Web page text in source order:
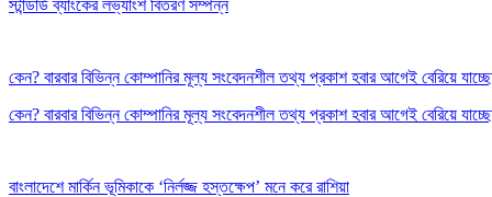
স্টান্ডার্ড ব্যাংকের লভ্যাংশ বিতরণ সম্পন্ন
কেন? বারবার বিভিন্ন কোম্পানির মূল্য সংবেদনশীল তথ্য প্রকাশ হবার আগেই বেরিয়ে
কেন? বারবার বিভিন্ন কোম্পানির মূল্য সংবেদনশীল তথ্য প্রকাশ হবার আগেই বেরিয়ে
বাংলাদেশে মার্কিন ভূমিকাকে ‘নির্লজ্জ হস্তক্ষেপ’ মনে করে রাশিয়া